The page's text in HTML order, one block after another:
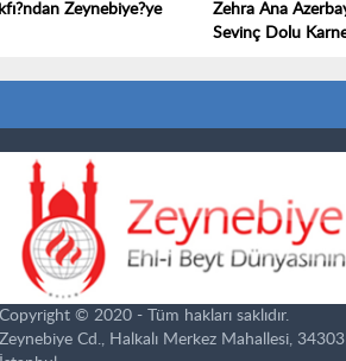
Zeynebiye?ye
Zehra Ana
Sevinç Dolu
Copyright © 2020 - Tüm hakları saklıdır.
Zeynebiye Cd., Halkalı Merkez Mahallesi,